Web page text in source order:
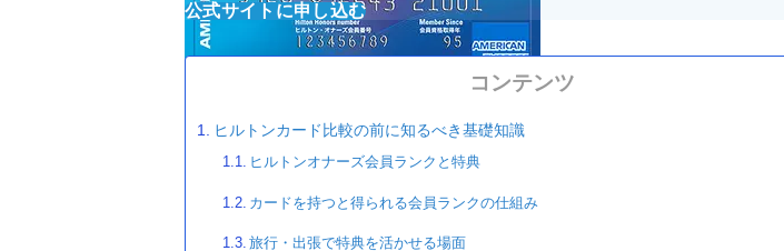
公式サイトに申し込む
コンテンツ
ヒルトンカード比較の前に知るべき基礎知識
ヒルトンオナーズ会員ランクと特典
カードを持つと得られる会員ランクの仕組み
旅行・出張で特典を活かせる場面